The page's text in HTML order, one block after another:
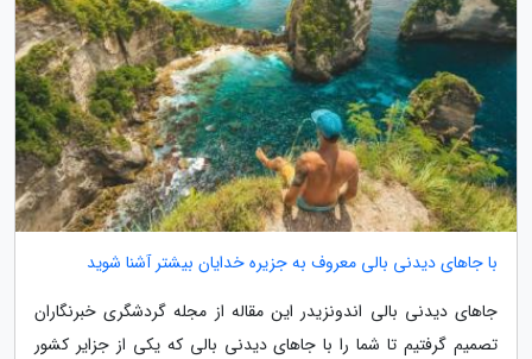
با جاهای دیدنی بالی معروف به جزیره خدایان بیشتر آشنا شوید
جاهای دیدنی بالی اندونزیدر این مقاله از مجله گردشگری خبرنگاران
تصمیم گرفتیم تا شما را با جاهای دیدنی بالی که یکی از جزایر کشور